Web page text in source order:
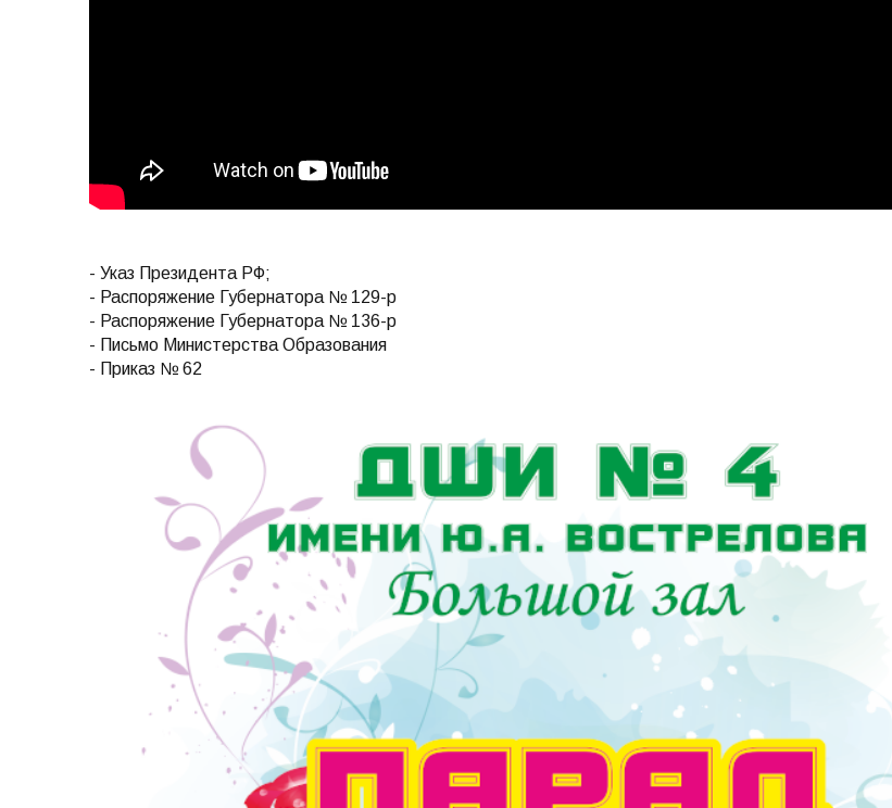
- Указ Президента РФ;
- Распоряжение Губернатора № 129-р
- Распоряжение Губернатора № 136-р
- Письмо Министерства Образования
- Приказ № 62